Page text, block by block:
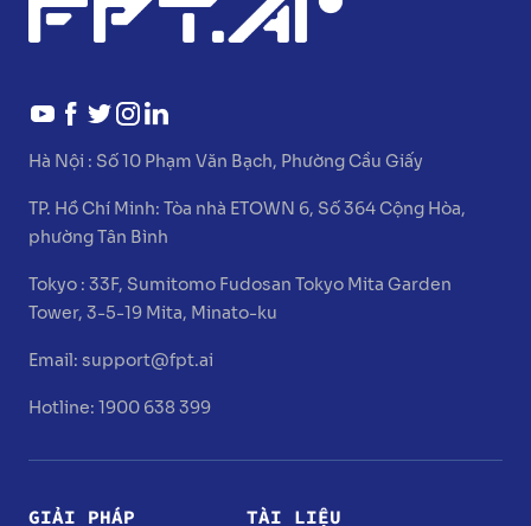
Hà Nội : Số 10 Phạm Văn Bạch, Phường Cầu Giấy
TP. Hồ Chí Minh:Tòa nhà ETOWN 6, Số 364 Cộng Hòa,
phường Tân Bình
Tokyo :33F, Sumitomo Fudosan Tokyo Mita Garden
Tower, 3-5-19 Mita, Minato-ku
Email:support@fpt.ai
Hotline: 1900 638 399
GIẢI PHÁP TÀI LIỆU